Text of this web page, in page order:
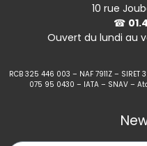
10 rue
☎
Ouvert du lundi au
RCB 325 446 003 – NAF 7911Z –
075 95 0430 – IATA – SNAV –